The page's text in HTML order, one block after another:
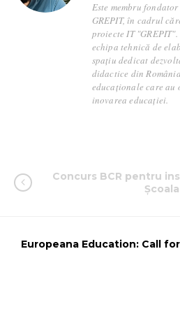
Este membru
GREPIT, în cadrul
proiecte IT
echipa tehnică de
spațiu dedicat
didactice din
educaționale care au
inovarea educației.
Concurs BCR pentru
Europeana Education: Call